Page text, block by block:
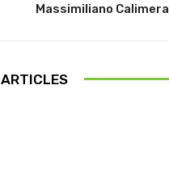
Massimiliano Calimera